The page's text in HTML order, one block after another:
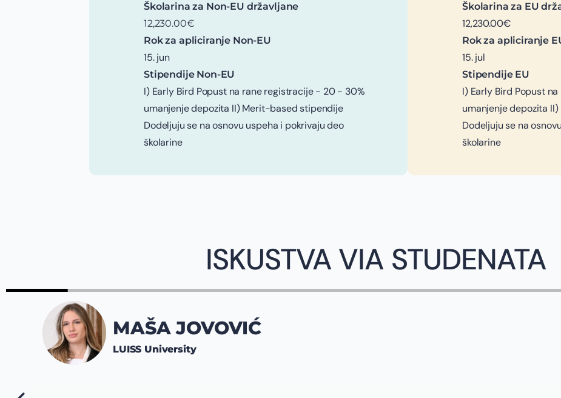
Školarina za Non-EU državljane
12,230.00€
Rok za apliciranje Non-EU
15. jun
Stipendije Non-EU
I) Early Bird Popust na rane registracije - 20 - 30%
umanjenje depozita II) Merit-based stipendije
Dodeljuju se na osnovu uspeha i pokrivaju deo
školarine
Školarina za EU
12,230.00€
Rok za apliciranje
15. jul
Stipendije EU
I) Early Bird Popust
umanjenje depozita
Dodeljuju se na
školarine
ISKUSTVA VIA STUDENATA